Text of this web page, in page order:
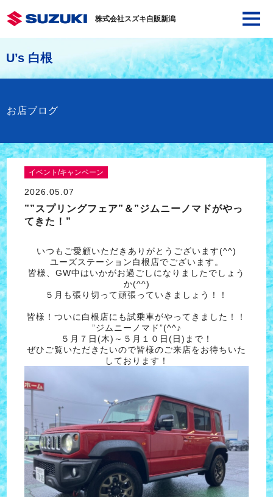
株式会社スズキ自販新潟
U’s 白根
お店ブログ
イベント/キャンペーン
2026.05.07
””スプリングフェア”＆”ジムニーノマドがやっ
てきた！”
いつもご愛顧いただきありがとうございます(^^)
ユーズステーション白根店でございます。
皆様、GW中はいかがお過ごしになりましたでしょう
か(^^)
５月も張り切って頑張っていきましょう！！
皆様！ついに白根店にも試乗車がやってきました！！
”ジムニーノマド”(^^♪
５月７日(木)～５月１０日(日)まで！
ぜひご覧いただきたいので皆様のご来店をお待ちいた
しております！